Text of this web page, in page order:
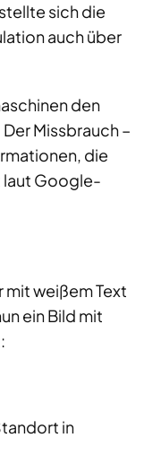
sich die
auch über
den
Missbrauch –
die
laut Google-
mit weißem Text
ein Bild mit
in